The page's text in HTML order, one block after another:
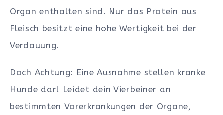
Organ enthalten sind. Nur das Protein aus
Fleisch besitzt eine hohe Wertigkeit bei der
Verdauung.
Doch Achtung: Eine Ausnahme stellen kranke
Hunde dar! Leidet dein Vierbeiner an
bestimmten Vorerkrankungen der Organe,